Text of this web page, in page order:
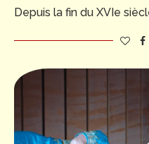
Depuis la fin du XVIe